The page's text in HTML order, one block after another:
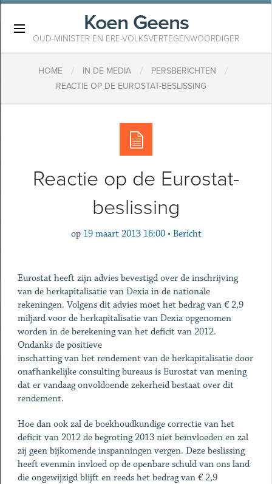
Koen Geens
OUD-MINISTER EN ERE-VOLKSVERTEGENWOORDIGER
HOME / IN DE MEDIA / PERSBERICHTEN /
REACTIE OP DE EUROSTAT-BESLISSING
Reactie op de Eurostat-
beslissing
op 19 maart 2013 16:00 • Bericht
Eurostat heeft zijn advies bevestigd over de inschrijving
van de herkapitalisatie van Dexia in de nationale
rekeningen. Volgens dit advies moet het bedrag van € 2,9
miljard voor de herkapitalisatie van Dexia opgenomen
worden in de berekening van het deficit van 2012.
Ondanks de positieve
inschatting van het rendement van de herkapitalisatie door
onafhankelijke consulting bureaus is Eurostat van mening
dat er vandaag onvoldoende zekerheid bestaat over dit
rendement.
Hoe dan ook zal de boekhoudkundige correctie van het
deficit van 2012 de begroting 2013 niet beïnvloeden en zal
zij geen bijkomende inspanningen vergen. Deze beslissing
heeft evenmin invloed op de openbare schuld van ons land
die ongewijzigd blijft en reeds het bedrag van € 2,9